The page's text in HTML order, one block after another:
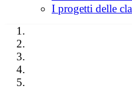
I progetti delle